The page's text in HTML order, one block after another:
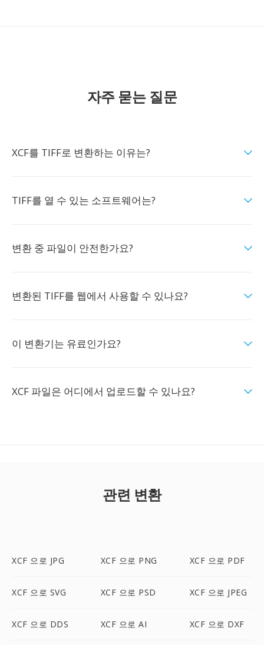
자주 묻는 질문
XCF를 TIFF로 변환하는 이유는?
TIFF를 열 수 있는 소프트웨어는?
변환 중 파일이 안전한가요?
변환된 TIFF를 웹에서 사용할 수 있나요?
이 변환기는 유료인가요?
XCF 파일은 어디에서 업로드할 수 있나요?
관련 변환
XCF 으로 JPG XCF 으로 PNG XCF 으로 PDF
XCF 으로 SVG XCF 으로 PSD XCF 으로 JPEG
XCF 으로 DDS XCF 으로 AI XCF 으로 DXF